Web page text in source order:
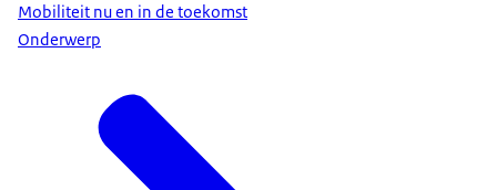
Mobiliteit nu en in de toekomst
Onderwerp